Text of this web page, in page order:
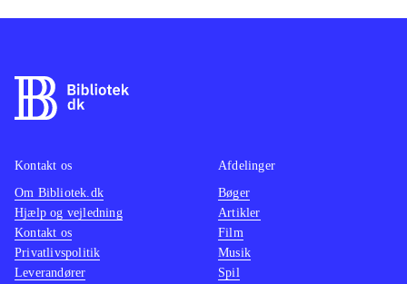
Kontakt os
Om Bibliotek.dk
Hjælp og vejledning
Kontakt os
Privatlivspolitik
Leverandører
Afdelinger
Bøger
Artikler
Film
Musik
Spil